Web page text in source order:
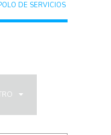
DE SERVICIOS